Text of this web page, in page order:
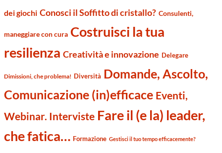
dei giochi Conosci il Soffitto di cristallo? Consulenti,
maneggiare con cura Costruisci la tua
resilienza Creatività e innovazione Delegare
Dimissioni, che problema! Diversità Domande, Ascolto,
Comunicazione (in)efficace Eventi,
Webinar. Interviste Fare il (e la) leader,
che fatica… Formazione Gestisci il tuo tempo efficacemente?